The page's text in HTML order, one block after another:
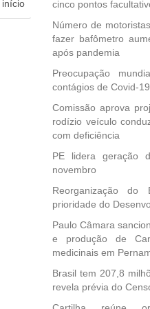
início
cinco pontos
Número de
fazer bafômetro
após pandemia
Preocupação
contágios de Covid-
Comissão aprova
rodízio veículo
com deficiência
PE lidera geração
novembro
Reorganização do
prioridade do
Paulo Câmara
e produção de
medicinais em
Brasil tem 207,8
revela prévia do